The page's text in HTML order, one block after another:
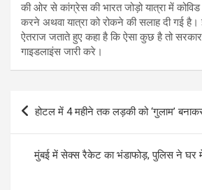
की ओर से कांग्रेस की भारत जोड़ो यात्रा में
करने अथवा यात्रा को रोकने की सलाह दी गई
ऐतराज जताते हुए कहा है कि ऐसा कुछ है तो
गाइडलाइंस जारी करे।
Post
होटल में 4 महीने तक लड़की को ‘गुलाम’
मुंबई में सेक्‍स रैकेट का भंडाफोड़, पुलिस ने घर